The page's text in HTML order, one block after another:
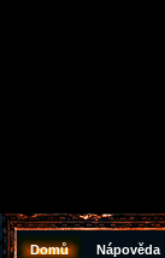
Domů Nápověda